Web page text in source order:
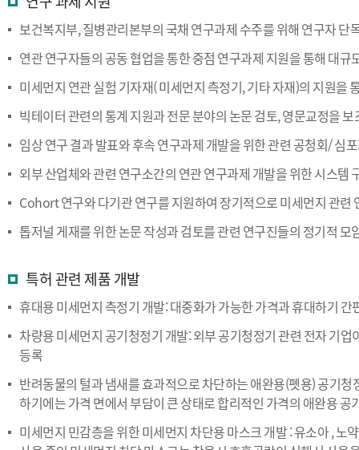
보건복지부, 질병관리본부의 국채 연구과제 수주를 위해 연구자 단
연관 연구자들의 공동 협업을 통한 중점 연구과제 지원을 통해 대
미세먼지 연관 실험 기자재( 미세먼지 측정기, 기타 자재)의 지원을
빅테이터 관련의 통계 지원과 전문 분야의 논문 검토, 영문교정을
임상 연구 결과 발표와 후속 연구과제 개발을 위한 관련 공청회/ 심
외부 산업체와 관련 연구소간의 연관 연구과제 개발을 위한 시스템
Cohort 연구와 다기관 연구를 지원하여 장기적으로 미세먼지 관련
톱저널 게재를 위한 논문 작성과 검토를 관련 연구진들의 정기적
특허 관련 제품 개발
휴대용 미세먼지 측정기 개발: 대중화가 가능한 가격과 휴대하기
차량용 미세먼지 공기청정기 개발: 외부 공기청정기 관련 전자 기
등록
반려동물의 털과 냄새를 효과적으로 차단하는 애완용(폣용) 공기
하기에는 가격 면에서 부담이 큰 상태로 합리적인 가격의 애완용
미세먼지 민감층을 위한 미세먼지 차단용 마스크 개발 : 유소아 ,